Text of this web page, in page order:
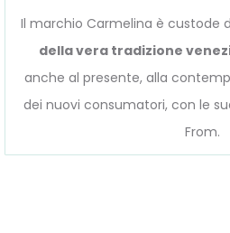
Il marchio Carmelina è custode
della vera tradizione
anche al presente, alla
dei nuovi consumatori, con le
From.